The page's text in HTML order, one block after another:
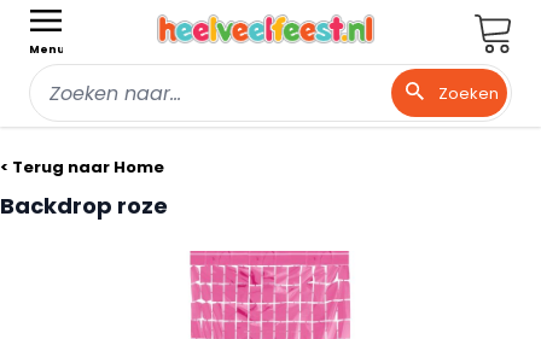
Menu
Zoeken
< Terug naar Home
Backdrop roze